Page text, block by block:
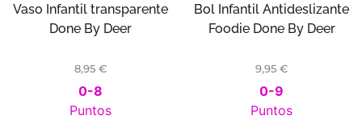
Vaso Infantil transparente
Done By Deer
8,95 €
0-8
Puntos
Bol Infantil Antideslizante
Foodie Done By Deer
9,95 €
0-9
Puntos